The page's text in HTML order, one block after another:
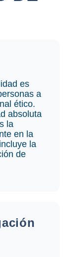
es
a
ético.
absoluta
la
en la
la
de